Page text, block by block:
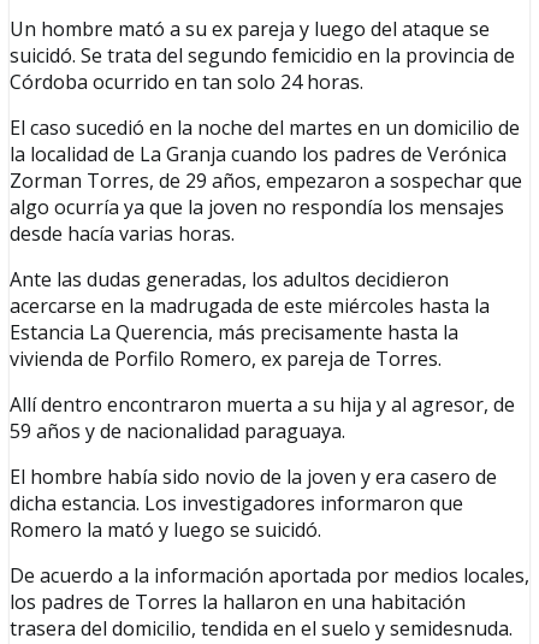
Un hombre mató a su ex pareja y luego del ataque se
suicidó. Se trata del segundo femicidio en la provincia de
Córdoba ocurrido en tan solo 24 horas.
El caso sucedió en la noche del martes en un domicilio de
la localidad de La Granja cuando los padres de Verónica
Zorman Torres, de 29 años, empezaron a sospechar que
algo ocurría ya que la joven no respondía los mensajes
desde hacía varias horas.
Ante las dudas generadas, los adultos decidieron
acercarse en la madrugada de este miércoles hasta la
Estancia La Querencia, más precisamente hasta la
vivienda de Porfilo Romero, ex pareja de Torres.
Allí dentro encontraron muerta a su hija y al agresor, de
59 años y de nacionalidad paraguaya.
El hombre había sido novio de la joven y era casero de
dicha estancia. Los investigadores informaron que
Romero la mató y luego se suicidó.
De acuerdo a la información aportada por medios locales,
los padres de Torres la hallaron en una habitación
trasera del domicilio, tendida en el suelo y semidesnuda.